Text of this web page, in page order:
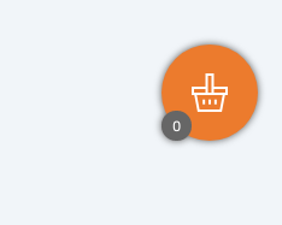
0